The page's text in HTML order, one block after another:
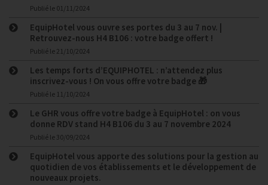
Publié le 01/11/2024
EquipHotel vous ouvre ses portes du 3 au 7 nov. |
Retrouvez-nous H4 B106 : votre badge offert !
Publié le 21/10/2024
Les temps forts d’EQUIPHOTEL : n’attendez plus
inscrivez-vous ! On vous offre votre badge 🎁
Publié le 11/10/2024
Le GHR vous offre votre badge à EquipHotel : on vous
donne RDV stand H4 B106 du 3 au 7 novembre 2024
Publié le 30/09/2024
EquipHotel vous apporte des solutions pour la gestion au
quotidien de vos établissements et le développement de
nouveaux projets.